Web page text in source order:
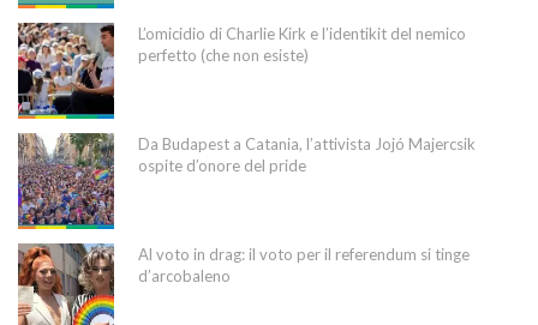
L’omicidio di Charlie Kirk e l’identikit del nemico
perfetto (che non esiste)
Da Budapest a Catania, l’attivista Jojó Majercsik
ospite d’onore del pride
Al voto in drag: il voto per il referendum si tinge
d’arcobaleno